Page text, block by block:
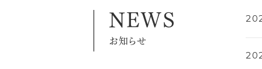
NEWS
お知らせ